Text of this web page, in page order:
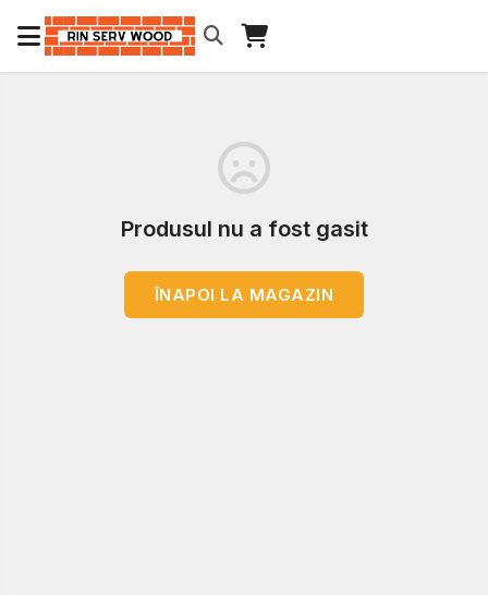
Produsul nu a fost gasit
ÎNAPOI LA MAGAZIN